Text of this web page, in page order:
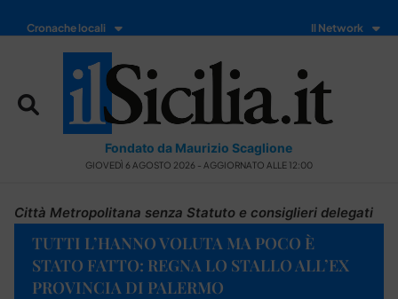
Cronache locali Il Network
Fondato da Maurizio Scaglione
GIOVEDÌ 6 AGOSTO 2026 - AGGIORNATO ALLE 12:00
Città Metropolitana senza Statuto e consiglieri delegati
TUTTI L’HANNO VOLUTA MA POCO È
STATO FATTO: REGNA LO STALLO ALL’EX
PROVINCIA DI PALERMO